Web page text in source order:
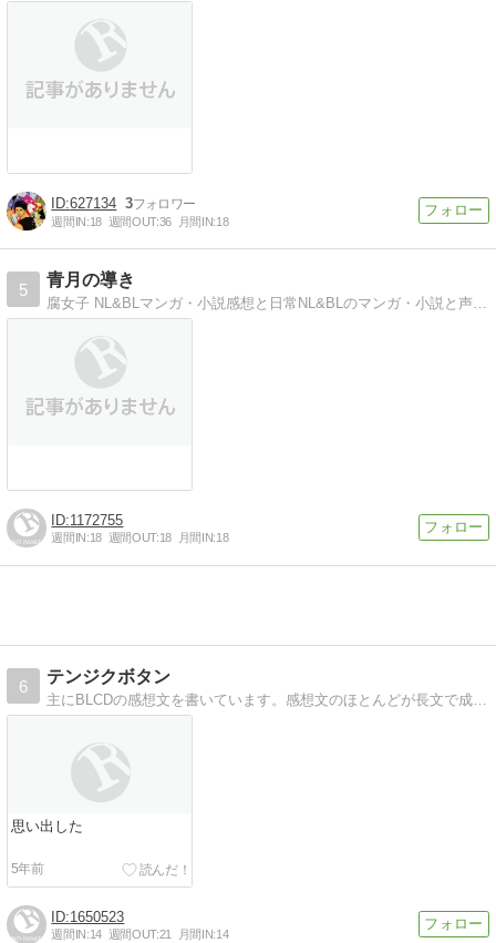
627134 3
週間IN:18 週間OUT:36 月間IN:18
5
青月の導き
腐女子 NL&BLマンガ・小説感想と日常NL&BLのマンガ・小説と声優ｻﾝと気になった日常を詰め込んでおります!!
1172755
週間IN:18 週間OUT:18 月間IN:18
6
テンジクボタン
主にBLCDの感想文を書いています。感想文のほとんどが長文で成り立っています。
思い出した
5年前
1650523
週間IN:14 週間OUT:21 月間IN:14